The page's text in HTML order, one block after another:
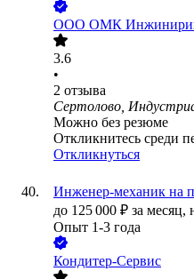
ООО ОМК
3.6
•
2 отзыва
Сертолово,
Можно без резюме
Откликнитесь среди
Откликнуться
Инженер-механик на
до 125 000 ₽ за месяц,
Опыт 1-3 года
Кондитер-Сервис